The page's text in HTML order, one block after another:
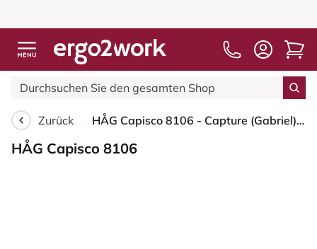
Zurück HÅG Capisco 8106 - Capture (Gabriel) - Wolle / Polyamid - CPT5501 - Charcoal - Weiß - 265 mm (Sitzhöhe 53-79cm) - Bodengleiter
HÅG Capisco 8106